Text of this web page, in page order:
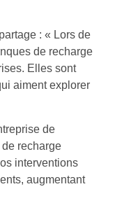
: « Lors de
de recharge
Elles sont
aiment explorer
de
recharge
interventions
augmentant